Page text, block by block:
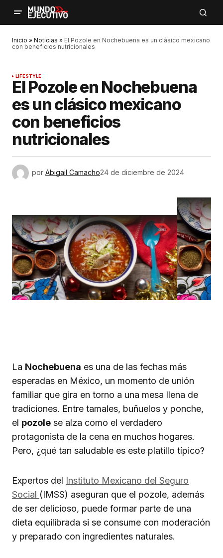
Inicio » Noticias » El Pozole en Nochebuena es un clásico mexicano
con beneficios nutricionales
LIFESTYLE
El Pozole en Nochebuena
es un clásico mexicano
con beneficios
nutricionales
por Abigail Camacho24 de diciembre de 2024
La Nochebuena es una de las fechas más
esperadas en México, un momento de unión
familiar que gira en torno a una mesa llena de
tradiciones. Entre tamales, buñuelos y ponche,
el pozole se alza como el verdadero
protagonista de la cena en muchos hogares.
Pero, ¿qué tan saludable es este platillo típico?
Expertos del Instituto Mexicano del Seguro
Social (IMSS) aseguran que el pozole, además
de ser delicioso, puede formar parte de una
dieta equilibrada si se consume con moderación
y preparado con ingredientes naturales.